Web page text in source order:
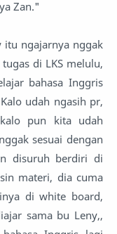
Zan."
itu ngajarnya nggak
di LKS melulu,
bahasa Inggris
udah ngasih pr,
pun kita udah
sesuai dengan
disuruh berdiri di
materi, dia cuma
di white board,
sama bu Leny,,